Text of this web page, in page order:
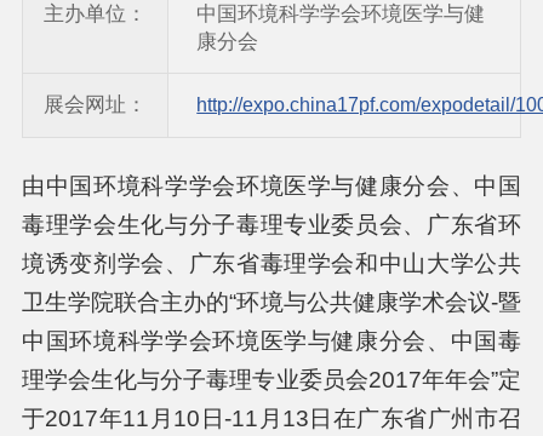
主办单位：
中国环境科学学会环境医学与健
康分会
展会网址： http://expo.china17pf.com/expodetail/
由中国环境科学学会环境医学与健康分会、中国
毒理学会生化与分子毒理专业委员会、广东省环
境诱变剂学会、广东省毒理学会和中山大学公共
卫生学院联合主办的“环境与公共健康学术会议-暨
中国环境科学学会环境医学与健康分会、中国毒
理学会生化与分子毒理专业委员会2017年年会”定
于2017年11月10日-11月13日在广东省广州市召